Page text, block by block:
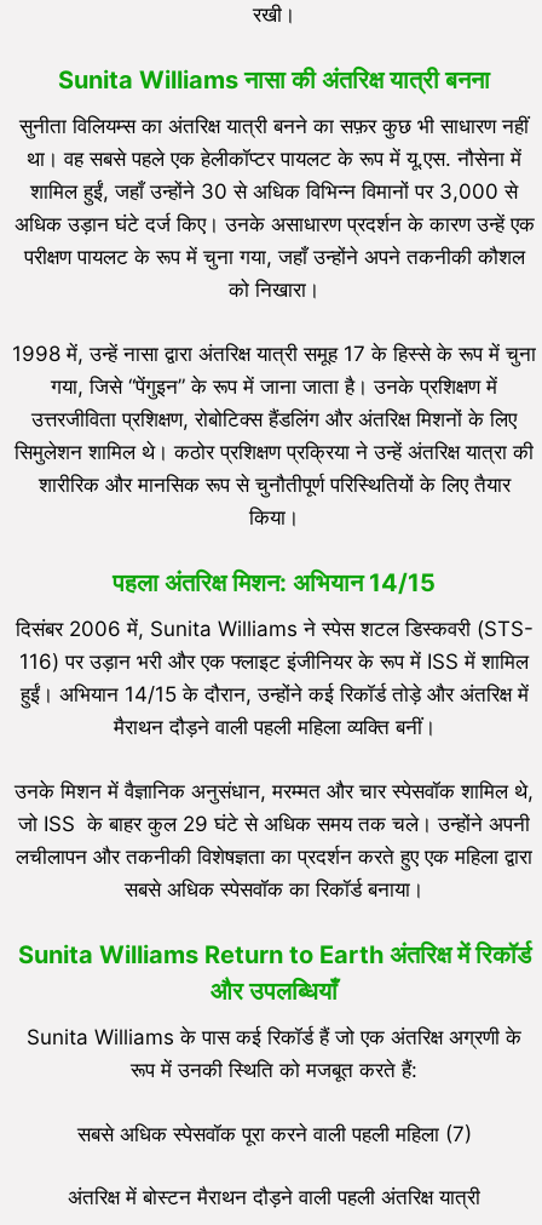
रखी।
Sunita Williamsनासा की अंतरिक्ष यात्री बनना
सुनीता विलियम्स का अंतरिक्ष यात्री बनने का सफ़र कुछ भी साधारण नहीं
था। वह सबसे पहले एक हेलीकॉप्टर पायलट के रूप में यू.एस. नौसेना में
शामिल हुईं, जहाँ उन्होंने 30 से अधिक विभिन्न विमानों पर 3,000 से
अधिक उड़ान घंटे दर्ज किए। उनके असाधारण प्रदर्शन के कारण उन्हें एक
परीक्षण पायलट के रूप में चुना गया, जहाँ उन्होंने अपने तकनीकी कौशल
को निखारा।
1998 में, उन्हें नासा द्वारा अंतरिक्ष यात्री समूह 17 के हिस्से के रूप में चुना
गया, जिसे “पेंगुइन” के रूप में जाना जाता है। उनके प्रशिक्षण में
उत्तरजीविता प्रशिक्षण, रोबोटिक्स हैंडलिंग और अंतरिक्ष मिशनों के लिए
सिमुलेशन शामिल थे। कठोर प्रशिक्षण प्रक्रिया ने उन्हें अंतरिक्ष यात्रा की
शारीरिक और मानसिक रूप से चुनौतीपूर्ण परिस्थितियों के लिए तैयार
किया।
पहला अंतरिक्ष मिशन: अभियान14/15
दिसंबर 2006 में, Sunita Williams ने स्पेस शटल डिस्कवरी (STS-
116) पर उड़ान भरी और एक फ्लाइट इंजीनियर के रूप में ISS में शामिल
हुईं। अभियान 14/15 के दौरान, उन्होंने कई रिकॉर्ड तोड़े और अंतरिक्ष में
मैराथन दौड़ने वाली पहली महिला व्यक्ति बनीं।
उनके मिशन में वैज्ञानिक अनुसंधान, मरम्मत और चार स्पेसवॉक शामिल थे,
जो ISS के बाहर कुल 29 घंटे से अधिक समय तक चले। उन्होंने अपनी
लचीलापन और तकनीकी विशेषज्ञता का प्रदर्शन करते हुए एक महिला द्वारा
सबसे अधिक स्पेसवॉक का रिकॉर्ड बनाया।
Sunita Williams Return to Earth अंतरिक्ष में रिकॉर्ड
और उपलब्धियाँ
Sunita Williams के पास कई रिकॉर्ड हैं जो एक अंतरिक्ष अग्रणी के
रूप में उनकी स्थिति को मजबूत करते हैं:
सबसे अधिक स्पेसवॉक पूरा करने वाली पहली महिला (7)
अंतरिक्ष में बोस्टन मैराथन दौड़ने वाली पहली अंतरिक्ष यात्री